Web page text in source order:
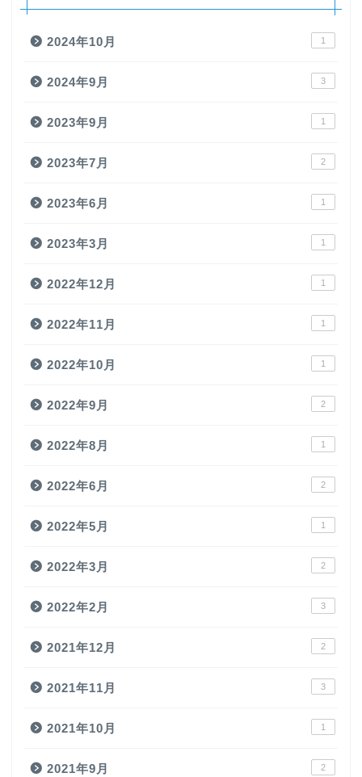
2024年10月 1
2024年9月 3
2023年9月 1
2023年7月 2
2023年6月 1
2023年3月 1
2022年12月 1
2022年11月 1
2022年10月 1
2022年9月 2
2022年8月 1
2022年6月 2
2022年5月 1
2022年3月 2
2022年2月 3
2021年12月 2
2021年11月 3
2021年10月 1
2021年9月 2